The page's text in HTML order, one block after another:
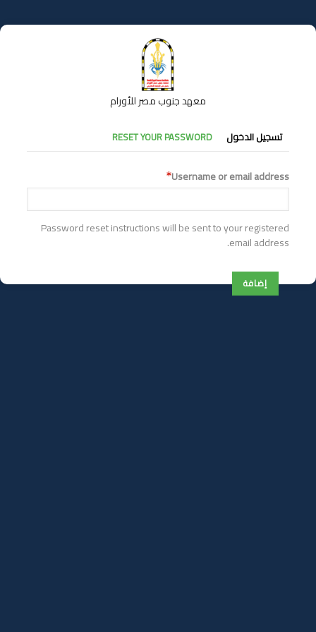
إلى
المحتوى
معهد جنوب مصر للأورام
التبويبات
الأساسية
تسجيل الدخول RESET YOUR PASSWORD
Username or email address
Password reset instructions will be sent to your registered
email address.